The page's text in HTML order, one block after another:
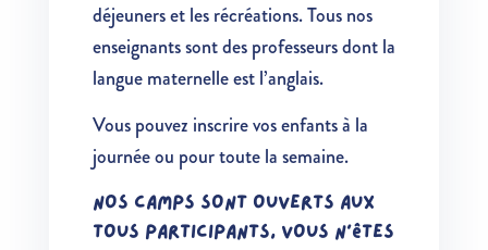
déjeuners et les récréations. Tous nos
enseignants sont des professeurs dont la
langue maternelle est l’anglais.
Vous pouvez inscrire vos enfants à la
journée ou pour toute la semaine.
Nos camps sont ouverts aux
tous participants, vous n’êtes